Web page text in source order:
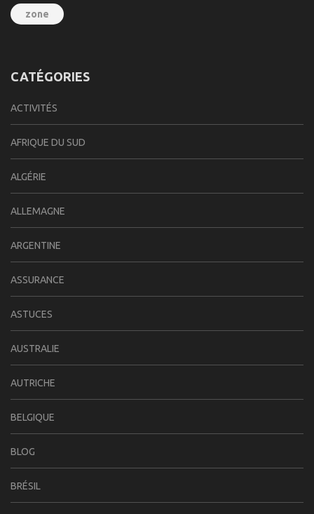
zone
CATÉGORIES
ACTIVITÉS
AFRIQUE DU SUD
ALGÉRIE
ALLEMAGNE
ARGENTINE
ASSURANCE
ASTUCES
AUSTRALIE
AUTRICHE
BELGIQUE
BLOG
BRÉSIL